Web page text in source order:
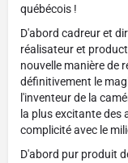
québécois !
D'abord cadreur et
réalisateur et
nouvelle manière de
définitivement le
l'inventeur de la
la plus excitante des
complicité avec le
D'abord pur produit